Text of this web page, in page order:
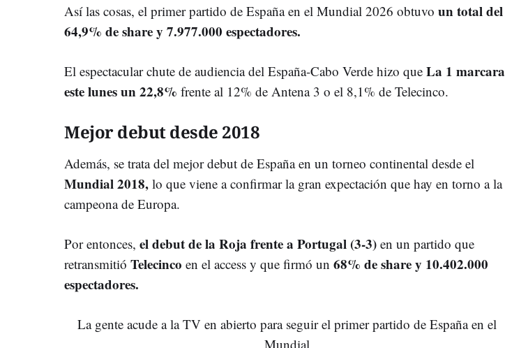
Así las cosas, el primer partido de España en el Mundial 2026 obtuvo un total del
64,9% de share y 7.977.000 espectadores.
El espectacular chute de audiencia del España-Cabo Verde hizo que La 1 marcara
este lunes un 22,8% frente al 12% de Antena 3 o el 8,1% de Telecinco.
Mejor debut desde 2018
Además, se trata del mejor debut de España en un torneo continental desde el
Mundial 2018, lo que viene a confirmar la gran expectación que hay en torno a la
campeona de Europa.
Por entonces, el debut de la Roja frente a Portugal (3-3) en un partido que
retransmitió Telecinco en el access y que firmó un 68% de share y 10.402.000
espectadores.
La gente acude a la TV en abierto para seguir el primer partido de España en el
Mundial